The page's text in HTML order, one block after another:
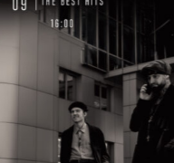
Павло Литвиненко
,)/Денис Дудко (Бас,)/
Люлякін (Барабани